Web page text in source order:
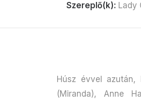
Szereplő(k): Lady
Húsz évvel azután,
(Miranda), Anne